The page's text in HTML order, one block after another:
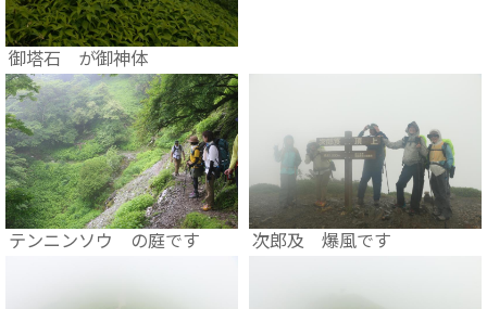
御塔石 が御神体
テンニンソウ の庭です 次郎及 爆風です